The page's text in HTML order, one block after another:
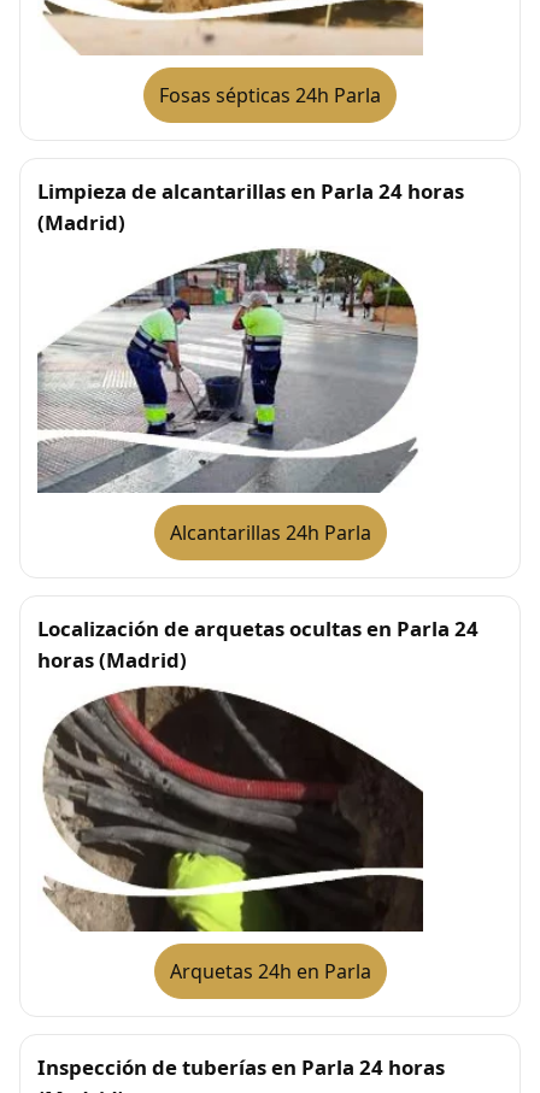
Fosas sépticas 24h Parla
Limpieza de alcantarillas en Parla 24 horas
(Madrid)
Alcantarillas 24h Parla
Localización de arquetas ocultas en Parla 24
horas (Madrid)
Arquetas 24h en Parla
Inspección de tuberías en Parla 24 horas